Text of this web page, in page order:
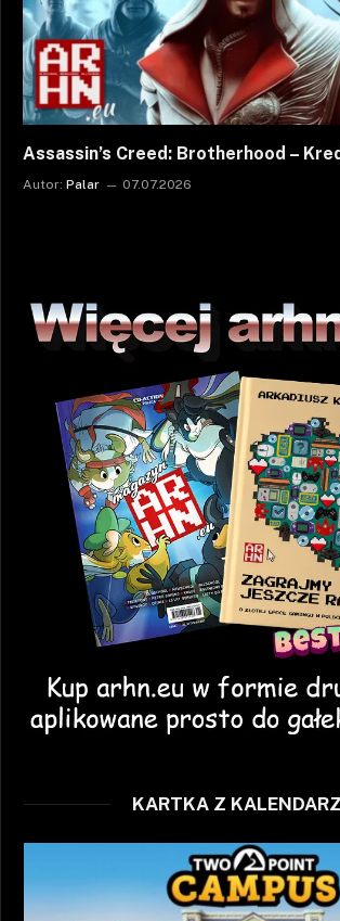
Assassin’s Creed: Brotherhood –
Autor: Palar 07.07.2026
KARTKA Z